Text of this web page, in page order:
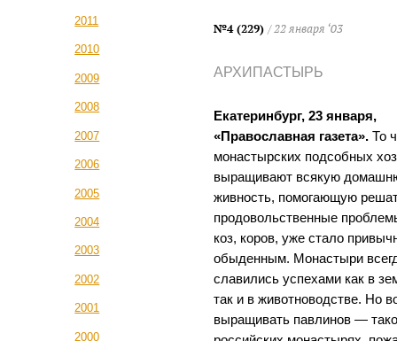
2011
2010
2009
2008
2007
2006
2005
2004
2003
2002
2001
2000
№4 (229) / 22 января ‘03
АРХИПАСТЫРЬ
Екатеринбург, 23 января,
«Православная газета».То
монастырских подсобных
выращивают всякую
живность, помогающую
продовольственные
коз, коров, уже стало
обыденным. Монастыри
славились успехами как в
так и в животноводстве. Но
выращивать павлинов —